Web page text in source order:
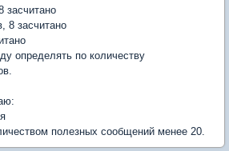
засчитано
8 засчитано
определять по количеству
полезных сообщений менее 20.